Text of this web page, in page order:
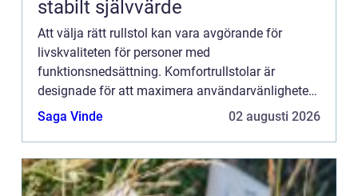
stabilt självvärde
Att välja rätt rullstol kan vara avgörande för
livskvaliteten för personer med
funktionsnedsättning. Komfortrullstolar är
designade för att maximera användarvänligheten
och komforten för personer...
Saga Vinde 02 augusti 2026